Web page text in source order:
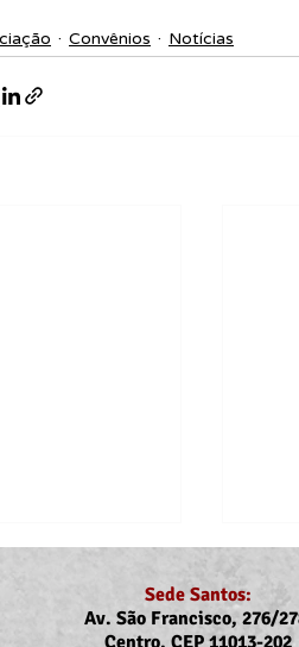
Convênios Notícias
Sede Santos:
Av. São Francisco, 276/